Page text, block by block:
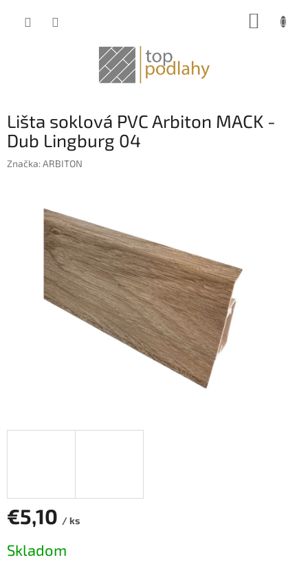
Lišta soklová PVC Arbiton MACK -
Dub Lingburg 04
Značka:ARBITON
€5,10 / ks
cena:
Skladom